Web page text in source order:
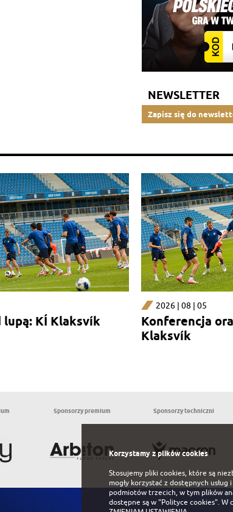
NEWSLETTER
Zapisz się do
lupą: KÍ Klaksvík
2026 | 08 | 05
Konferencja
Klaksvík
Sponsorzy premium Sponsorzy techniczni
Korzystamy z plików cookies
Stosujemy pliki cookies, które są
mogły korzystać z dostępnych
podmiotów trzecich, w tym plików
dostępne są w"Polityce cookies". W